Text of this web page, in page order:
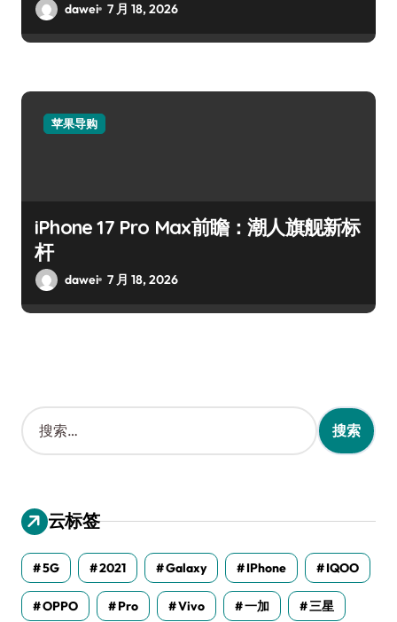
dawei 7 月 18, 2026
苹果导购
iPhone 17 Pro Max前瞻：潮人旗舰新标
杆
dawei 7 月 18, 2026
搜
索
：
云标签
5G 2021 Galaxy IPhone IQOO
OPPO Pro Vivo 一加 三星